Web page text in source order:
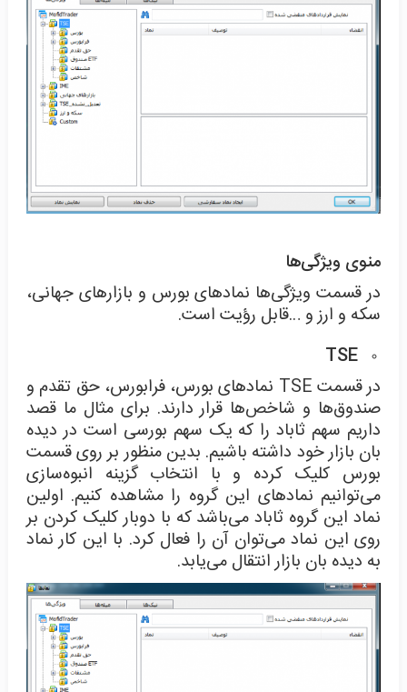
منوی ویژگی‌ها
در قسمت ویژگی‌ها نمادهای بورس و بازارهای جهانی،
سکه و ارز و …قابل رؤیت است.
TSE
در قسمت TSE نمادهای بورس، فرابورس، حق تقدم و
صندوق‌ها و شاخص‌ها قرار دارند. برای مثال ما قصد
داریم سهم ثاباد را که یک سهم بورسی است در دیده
بان بازار خود داشته باشیم. بدین منظور بر روی قسمت
بورس کلیک کرده و با انتخاب گزینه انبوه‌سازی
می‌توانیم نمادهای این گروه را مشاهده کنیم. اولین
نماد این گروه ثاباد می‌باشد که با دوبار کلیک کردن بر
روی این نماد می‌توان آن را فعال کرد. با این کار نماد
به دیده بان بازار انتقال می‌یابد.